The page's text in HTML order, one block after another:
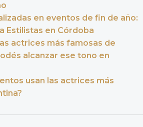
en eventos de fin de año:
Estilistas en Córdoba
actrices más famosas de
alcanzar ese tono en
usan las actrices más